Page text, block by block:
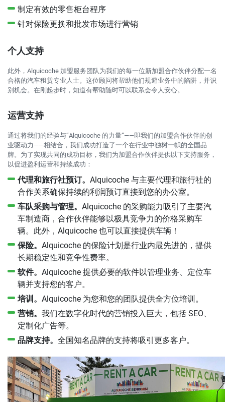
制定有效的零售柜台程序
针对保险更换和批发市场进行营销
个人支持
此外，Alquicoche 加盟服务团队为我们的每一位新加盟合作伙伴分配一名
合格的汽车租赁专业人士。这位顾问将帮助他们规避业务中的陷阱，并识
别机会。在刚起步时，知道有帮助随时可以联系会令人安心。
运营支持
通过将我们的经验与“Alquicoche 的力量”——即我们的加盟合作伙伴的创
业驱动力——相结合，我们成功打造了一个在行业中独树一帜的全国品
牌。为了实现共同的成功目标，我们为加盟合作伙伴提供以下支持服务，
以促进盈利运营和持续成功：
代理和旅行社预订。 Alquicoche 与主要代理和旅行社的
合作关系确保持续的利润预订直接到您的办公室。
车队采购与管理。 Alquicoche 的采购能力吸引了主要汽
车制造商，合作伙伴能够以极具竞争力的价格采购车
辆。此外，Alquicoche 也可以直接提供车辆！
保险。 Alquicoche 的保险计划是行业内最先进的，提供
长期稳定性和竞争性费率。
软件。 Alquicoche 提供必要的软件以管理业务、定位车
辆并支持您的客户。
培训。 Alquicoche 为您和您的团队提供全方位培训。
营销。 我们在数字化时代的营销投入巨大，包括 SEO、
定制化广告等。
品牌支持。 全国知名品牌的支持将吸引更多客户。